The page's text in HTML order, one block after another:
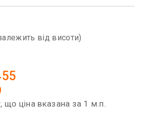
від висоти)
що ціна вказана за 1 м.п.